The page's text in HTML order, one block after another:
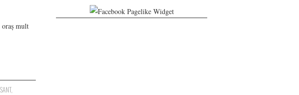
oraș mult
,